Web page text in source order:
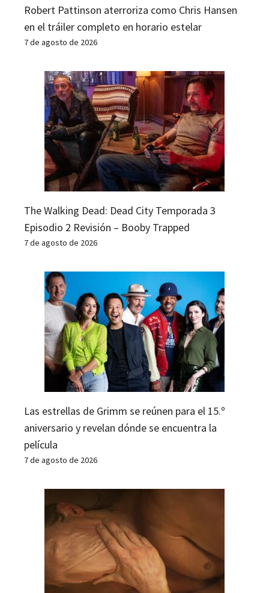
Robert Pattinson aterroriza como Chris Hansen
en el tráiler completo en horario estelar
7 de agosto de 2026
The Walking Dead: Dead City Temporada 3
Episodio 2 Revisión – Booby Trapped
7 de agosto de 2026
Las estrellas de Grimm se reúnen para el 15.º
aniversario y revelan dónde se encuentra la
película
7 de agosto de 2026